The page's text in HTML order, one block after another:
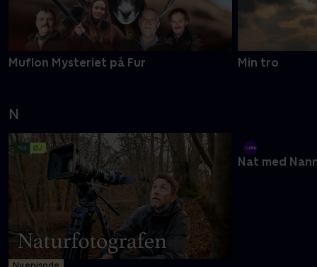
Muflon Mysteriet på Fur